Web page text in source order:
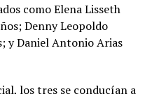
como Elena Lisseth
Denny Leopoldo
y Daniel Antonio Arias
los tres se conducían a